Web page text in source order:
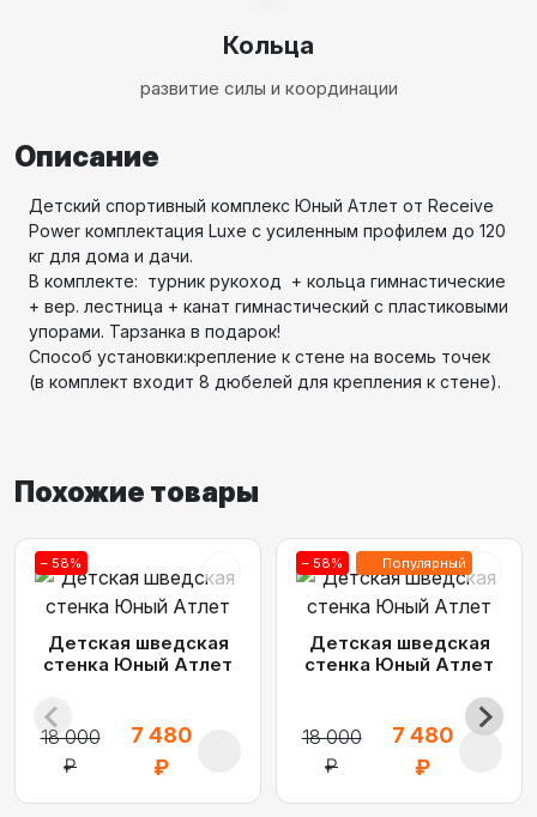
Кольца
развитие силы и координации
Описание
Детский спортивный комплекс Юный Атлет от Receive
Power комплектация Luxe с усиленным профилем до 120
кг для дома и дачи.
В комплекте: турник рукоход + кольца гимнастические
+ вер. лестница + канат гимнастический c пластиковыми
упорами. Тарзанка в подарок!
Способ установки:крепление к стене на восемь точек
(в комплект входит 8 дюбелей для крепления к стене).
Похожие товары
– 58%
Детская шведская
стенка Юный Атлет
18 000
₽
7 480
₽
– 58% Популярный
Детская шведская
стенка Юный Атлет
18 000
₽
7 480
₽